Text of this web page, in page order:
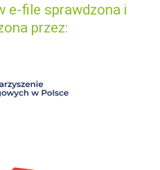
e-file sprawdzona i
przez: